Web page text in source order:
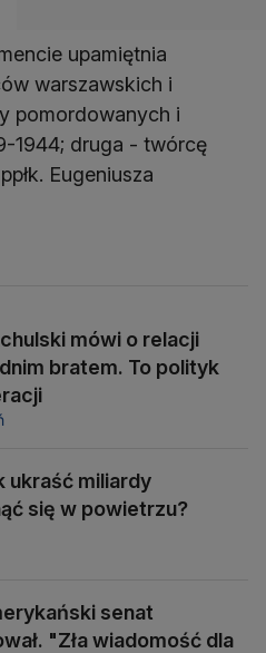
upamiętnia
warszawskich i
pomordowanych i
1944; druga - twórcę
Eugeniusza
mówi o relacji
bratem. To polityk
ukraść miliardy
się w powietrzu?
senat
"Zła wiadomość dla